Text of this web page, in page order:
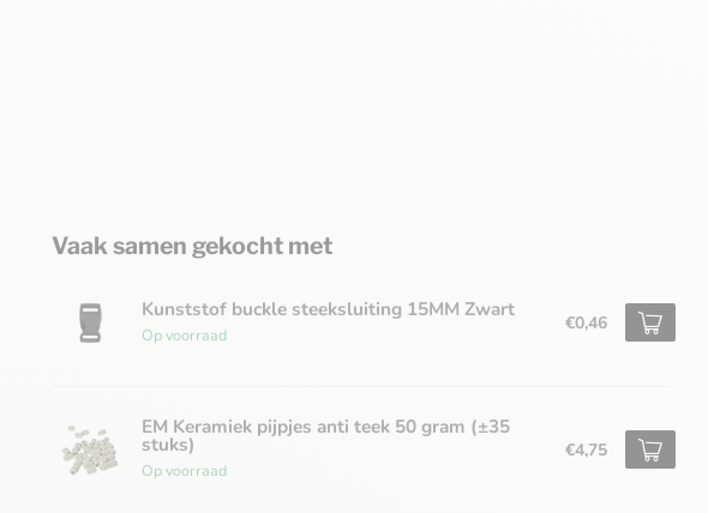
Vaak samen gekocht met
Kunststof buckle steeksluiting 15MM Zwart
Op voorraad
€0,46
EM Keramiek pijpjes anti teek 50 gram (±35
stuks)
Op voorraad
€4,75